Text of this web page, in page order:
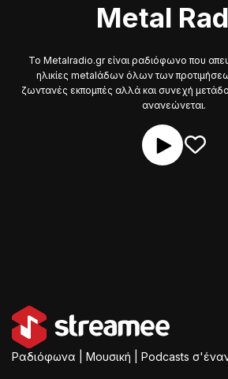
Metal
Το Metalradio.gr είναι ραδιόφωνο που
ηλικίες metalάδων όλων των
ζωντανές εκπομπές αλλά και συνεχή
ανανεώνεται.
Ραδιόφωνα | Μουσική | Podcasts